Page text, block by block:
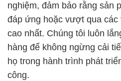
nghiệm, đảm bảo rằng sản
đáp ứng hoặc vượt qua
cao nhất. Chúng tôi luôn
hàng để không ngừng cải
họ trong hành trình phát
công.